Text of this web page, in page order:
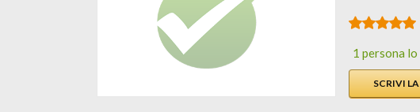
1 persona
SCRIVI